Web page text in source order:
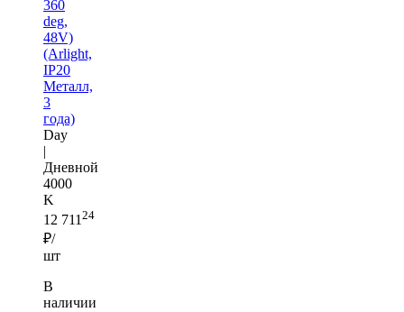
360
deg,
48V)
(Arlight,
IP20
Металл,
3
года)
Day
|
Дневной
4000
K
12 711 24
₽/
шт
В
наличии